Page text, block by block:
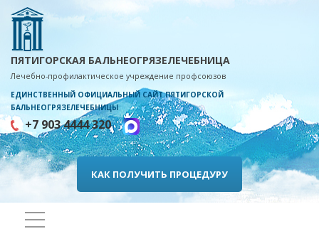
ПЯТИГОРСКАЯ БАЛЬНЕОГРЯЗЕЛЕЧЕБНИЦА
Лечебно-профилактическое учреждение профсоюзов
ЕДИНСТВЕННЫЙ ОФИЦИАЛЬНЫЙ САЙТ ПЯТИГОРСКОЙ
БАЛЬНЕОГРЯЗЕЛЕЧЕБНИЦЫ
+7 903 4444 320
КАК ПОЛУЧИТЬ ПРОЦЕДУРУ